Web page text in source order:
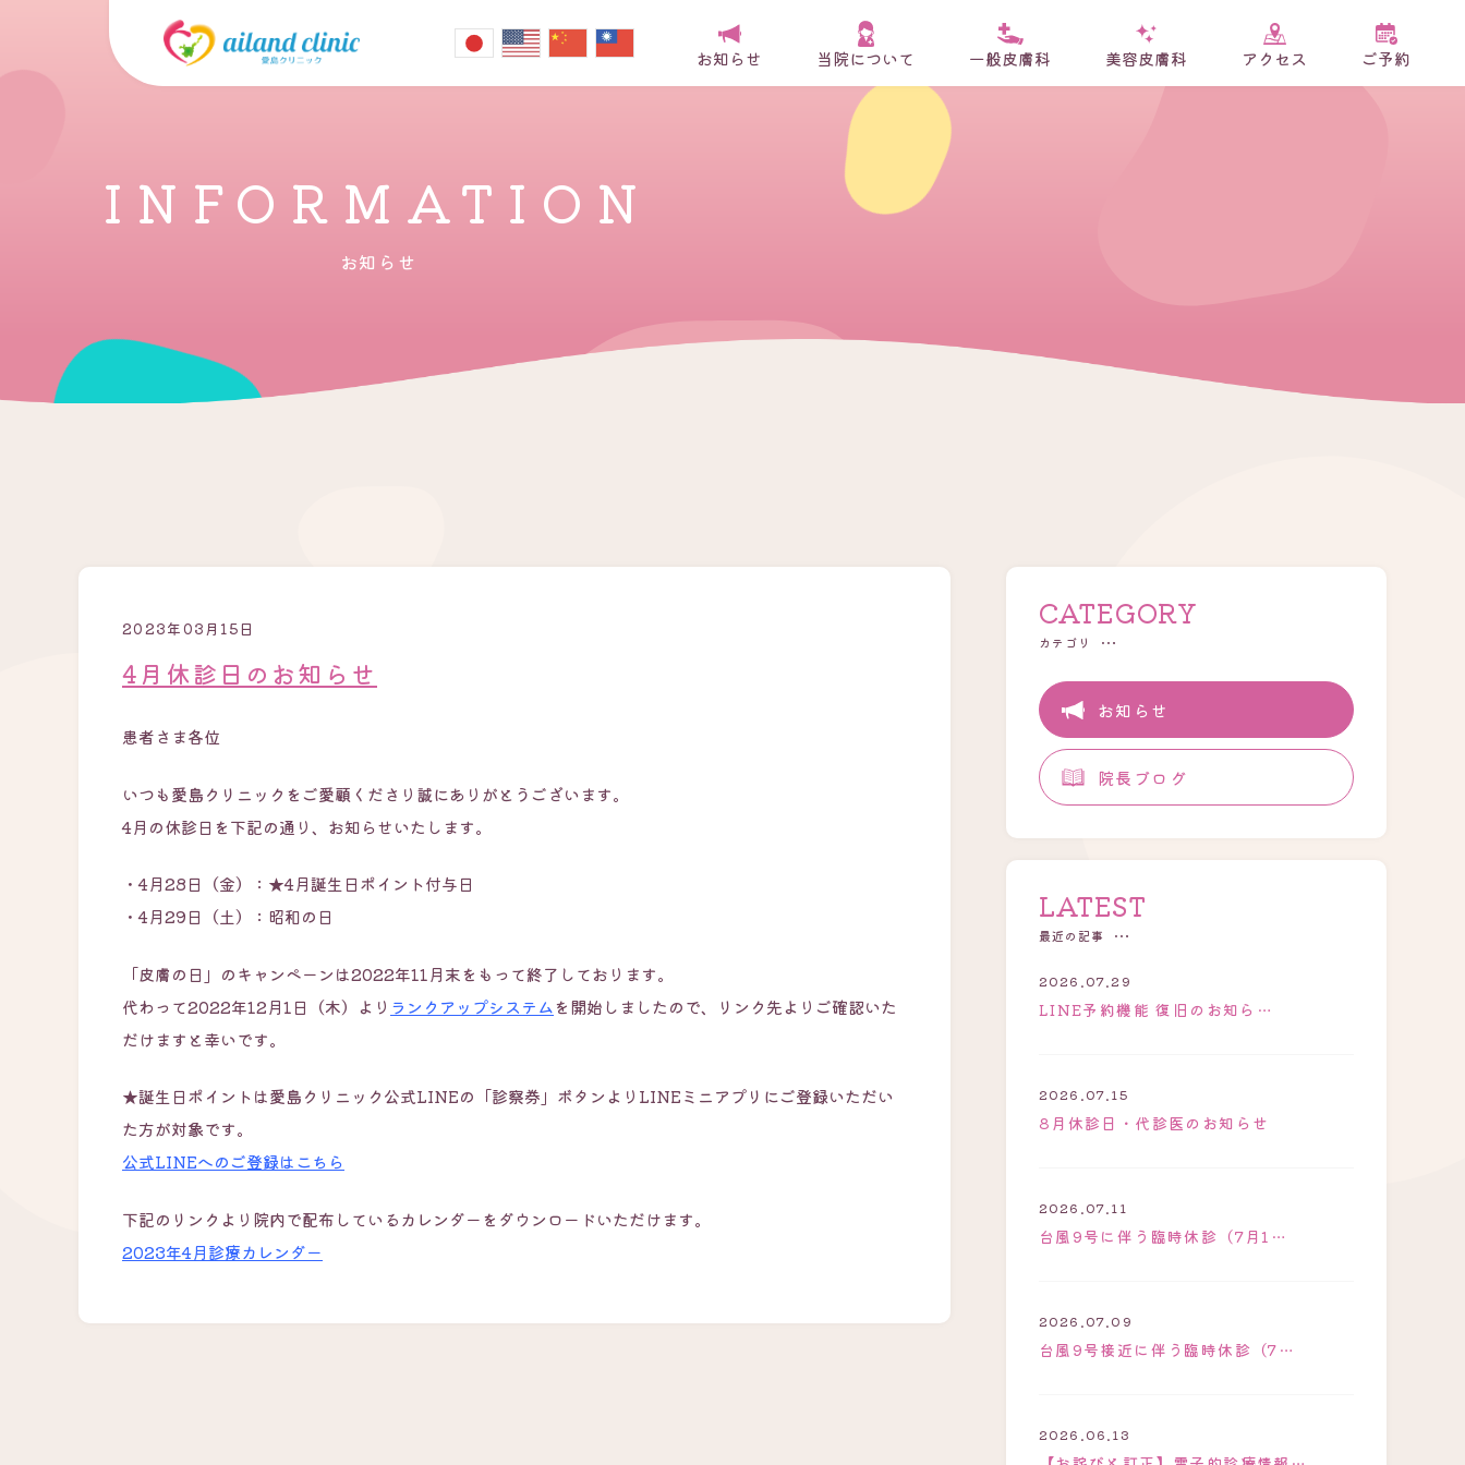
お知らせ 当院について 一般皮膚科 美容皮膚科 アクセス ご予約
INFORMATION
お知らせ
2023年03月15日
4月休診日のお知らせ
患者さま各位
いつも愛島クリニックをご愛顧くださり誠にありがとうございます。
4月の休診日を下記の通り、お知らせいたします。
・4月28日（金）：★4月誕生日ポイント付与日
・4月29日（土）：昭和の日
「皮膚の日」のキャンペーンは2022年11月末をもって終了しております。
代わって2022年12月1日（木）より ランクアップシステムを開始しましたので、リンク先よりご確認いた
だけますと幸いです。
★誕生日ポイントは愛島クリニック公式LINEの「診察券」ボタンよりLINEミニアプリにご登録いただい
た方が対象です。
公式LINEへのご登録はこちら
下記のリンクより院内で配布しているカレンダーをダウンロードいただけます。
2023年4月診療カレンダー
CATEGORY
カテゴリ
お知らせ
院長ブログ
LATEST
最近の記事
2026.07.29
LINE予約機能 復旧のお知ら…
2026.07.15
8月休診日・代診医のお知らせ
2026.07.11
台風9号に伴う臨時休診（7月1…
2026.07.09
台風9号接近に伴う臨時休診（7…
2026.06.13